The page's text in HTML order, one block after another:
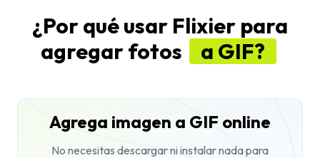
¿Por qué usar Flixier para
agregar fotos
a GIF?
Agrega imagen a GIF online
No necesitas descargar ni instalar nada para